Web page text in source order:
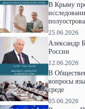
В Крыму
полуострова
25.06.2026
Александр
России
12.06.2026
В
вопросы
среде
05.06.2026